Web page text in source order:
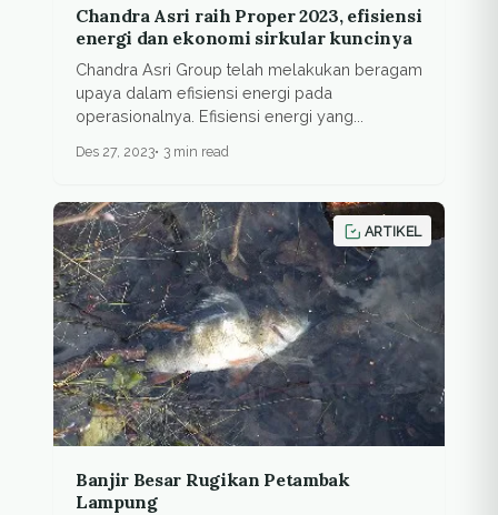
Chandra Asri raih Proper 2023, efisiensi
energi dan ekonomi sirkular kuncinya
Chandra Asri Group telah melakukan beragam
upaya dalam efisiensi energi pada
operasionalnya. Efisiensi energi yang...
Des 27, 2023 3 min read
ARTIKEL
Banjir Besar Rugikan Petambak
Lampung